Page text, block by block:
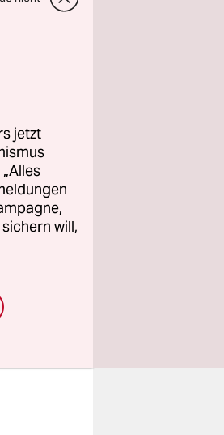
jetzt
will,